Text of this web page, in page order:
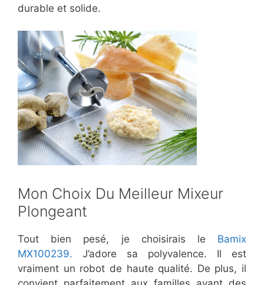
durable et solide.
​Mon Choix Du Meilleur Mixeur
Plongeant
Tout bien pesé, je choisirais le Bamix
MX100239. J’adore sa polyvalence. Il est
vraiment un robot de haute qualité. De plus, il